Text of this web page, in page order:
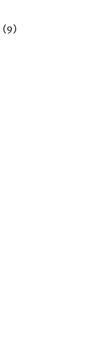
(9)